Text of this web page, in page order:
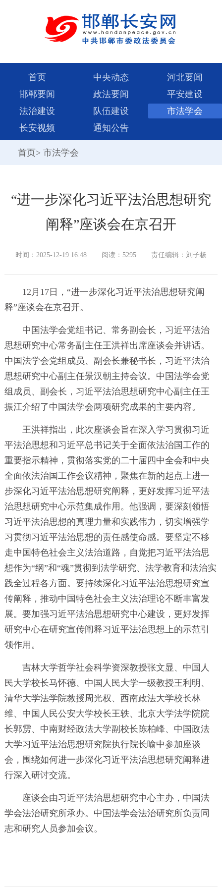
首页 中央动态
河北要闻
邯郸要闻
政法要闻
平安建设
法治建设
队伍建设
市法学会
长安视频
通知公告
首页> 市法学会
“进一步深化习近平法治思想研究
阐释”座谈会在京召开
时间：2025-12-19 16:48 阅读：5295 责任编辑：刘子杨
12月17日，“进一步深化习近平法治思想研究阐
释”座谈会在京召开。
中国法学会党组书记、常务副会长，习近平法治
思想研究中心常务副主任王洪祥出席座谈会并讲话。
中国法学会党组成员、副会长兼秘书长，习近平法治
思想研究中心副主任景汉朝主持会议。中国法学会党
组成员、副会长，习近平法治思想研究中心副主任王
振江介绍了中国法学会两项研究成果的主要内容。
王洪祥指出，此次座谈会旨在深入学习贯彻习近
平法治思想和习近平总书记关于全面依法治国工作的
重要指示精神，贯彻落实党的二十届四中全会和中央
全面依法治国工作会议精神，聚焦在新的起点上进一
步深化习近平法治思想研究阐释，更好发挥习近平法
治思想研究中心示范集成作用。他强调，要深刻领悟
习近平法治思想的真理力量和实践伟力，切实增强学
习贯彻习近平法治思想的责任感使命感。要坚定不移
走中国特色社会主义法治道路，自觉把习近平法治思
想作为“纲”和“魂”贯彻到法学研究、法学教育和法治实
践全过程各方面。要持续深化习近平法治思想研究宣
传阐释，推动中国特色社会主义法治理论不断丰富发
展。要加强习近平法治思想研究中心建设，更好发挥
研究中心在研究宣传阐释习近平法治思想上的示范引
领作用。
吉林大学哲学社会科学资深教授张文显、中国人
民大学校长马怀德、中国人民大学一级教授王利明、
清华大学法学院教授周光权、西南政法大学校长林
维、中国人民公安大学校长王轶、北京大学法学院院
长郭雳、中南财经政法大学副校长陈柏峰、中国政法
大学习近平法治思想研究院执行院长喻中参加座谈
会，围绕如何进一步深化习近平法治思想研究阐释进
行深入研讨交流。
座谈会由习近平法治思想研究中心主办，中国法
学会法治研究所承办。中国法学会法治研究所负责同
志和研究人员参加会议。